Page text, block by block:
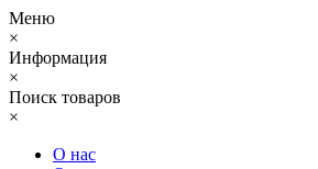
Меню
×
Информация
×
Поиск товаров
×
О нас